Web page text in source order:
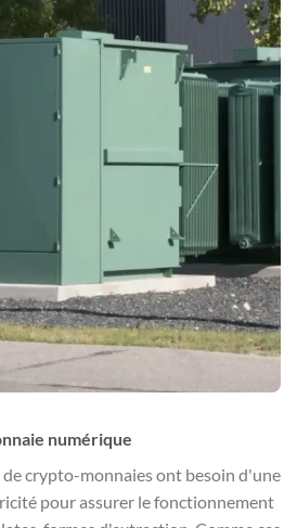
numérique
crypto-monnaies ont besoin d'une
pour assurer le fonctionnement